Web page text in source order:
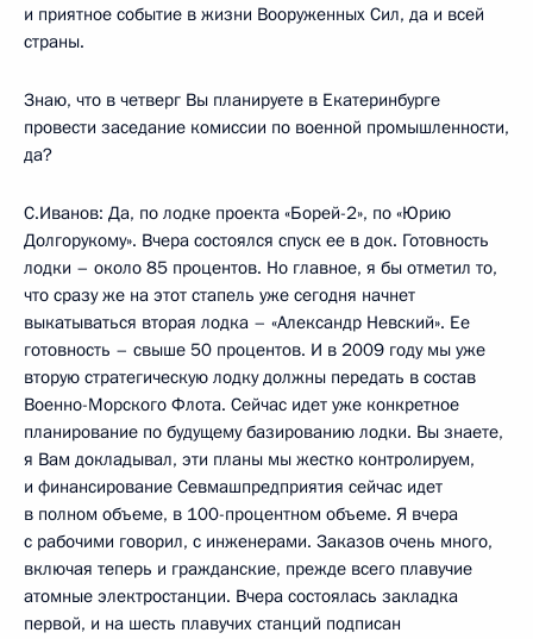
и приятное событие в жизни Вооруженных Сил, да и всей
страны.
Знаю, что в четверг Вы планируете в Екатеринбурге
провести заседание комиссии по военной промышленности,
да?
С.Иванов: Да, по лодке проекта «Борей-2», по «Юрию
Долгорукому». Вчера состоялся спуск ее в док. Готовность
лодки – около 85 процентов. Но главное, я бы отметил то,
что сразу же на этот стапель уже сегодня начнет
выкатываться вторая лодка – «Александр Невский». Ее
готовность – свыше 50 процентов. И в 2009 году мы уже
вторую стратегическую лодку должны передать в состав
Военно-Морского Флота. Сейчас идет уже конкретное
планирование по будущему базированию лодки. Вы знаете,
я Вам докладывал, эти планы мы жестко контролируем,
и финансирование Севмашпредприятия сейчас идет
в полном объеме, в 100-процентном объеме. Я вчера
с рабочими говорил, с инженерами. Заказов очень много,
включая теперь и гражданские, прежде всего плавучие
атомные электростанции. Вчера состоялась закладка
первой, и на шесть плавучих станций подписан